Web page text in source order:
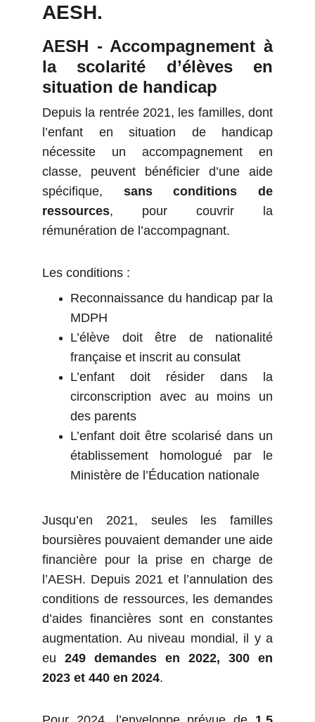
AESH.
AESH - Accompagnement à
la scolarité d’élèves en
situation de handicap
Depuis la rentrée 2021, les familles, dont
l’enfant en situation de handicap
nécessite un accompagnement en
classe, peuvent bénéficier d’une aide
spécifique, sans conditions de
ressources, pour couvrir la
rémunération de l’accompagnant.
Les conditions :
Reconnaissance du handicap par la
MDPH
L’élève doit être de nationalité
française et inscrit au consulat
L’enfant doit résider dans la
circonscription avec au moins un
des parents
L’enfant doit être scolarisé dans un
établissement homologué par le
Ministère de l’Éducation nationale
Jusqu’en 2021, seules les familles
boursières pouvaient demander une aide
financière pour la prise en charge de
l’AESH. Depuis 2021 et l’annulation des
conditions de ressources, les demandes
d’aides financières sont en constantes
augmentation. Au niveau mondial, il y a
eu 249 demandes en 2022, 300 en
2023 et 440 en 2024.